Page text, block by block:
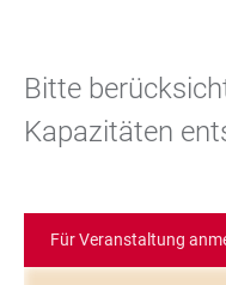
Bitte
Kapazitäten
Für Veranstaltung